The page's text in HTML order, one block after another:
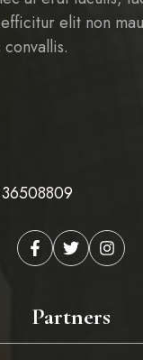
elit non
Partners